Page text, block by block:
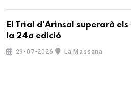
El Trial d'Arinsal superarà
la 24a edició
29-07-2026 La Massana